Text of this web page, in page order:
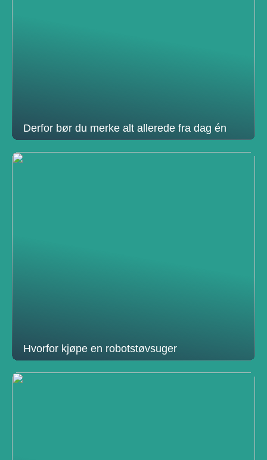
Derfor bør du merke alt allerede fra dag én
Hvorfor kjøpe en robotstøvsuger